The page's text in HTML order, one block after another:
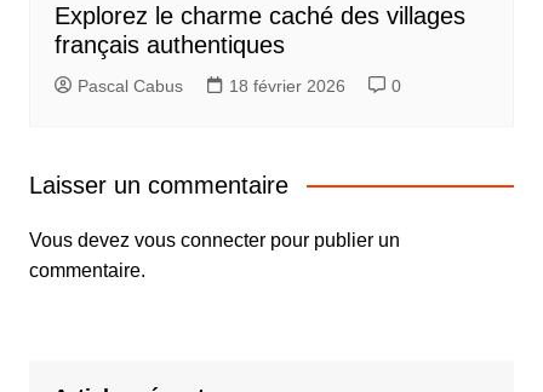
Explorez le charme caché des villages
français authentiques
Pascal Cabus 18 février 2026 0
Laisser un commentaire
Vous devez vous connecterpour publier un
commentaire.